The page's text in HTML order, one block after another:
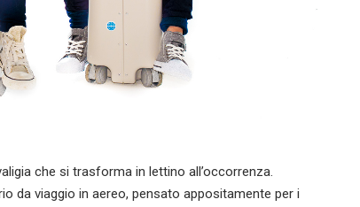
che si trasforma in lettino all’occorrenza.
da viaggio in aereo, pensato appositamente per i